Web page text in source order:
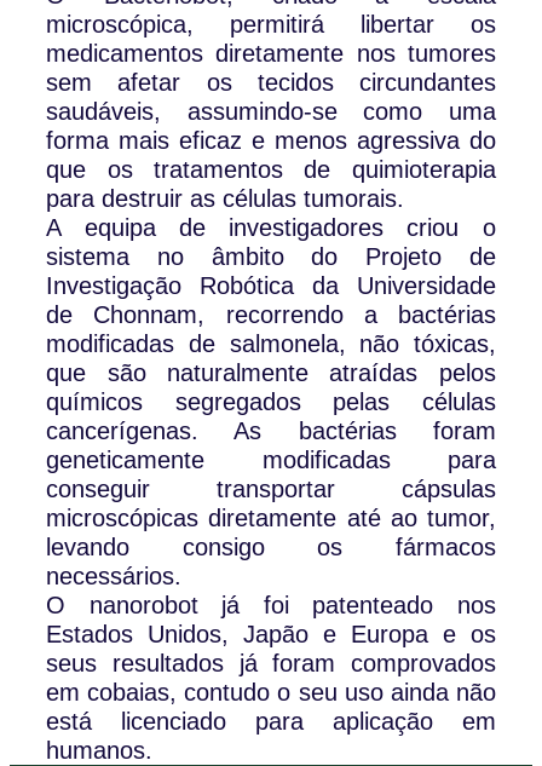
microscópica, permitirá libertar os
medicamentos diretamente nos tumores
sem afetar os tecidos circundantes
saudáveis, assumindo-se como uma
forma mais eficaz e menos agressiva do
que os tratamentos de quimioterapia
para destruir as células tumorais.
A equipa de investigadores criou o
sistema no âmbito do Projeto de
Investigação Robótica da Universidade
de Chonnam, recorrendo a bactérias
modificadas de salmonela, não tóxicas,
que são naturalmente atraídas pelos
químicos segregados pelas células
cancerígenas. As bactérias foram
geneticamente modificadas para
conseguir transportar cápsulas
microscópicas diretamente até ao tumor,
levando consigo os fármacos
necessários.
O nanorobot já foi patenteado nos
Estados Unidos, Japão e Europa e os
seus resultados já foram comprovados
em cobaias, contudo o seu uso ainda não
está licenciado para aplicação em
humanos.